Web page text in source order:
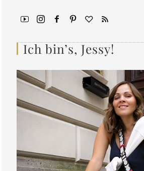
Ich bin’s, Jessy!